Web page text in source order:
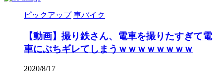
ピックアップ 車バイク
【動画】撮り鉄さん、電車を撮りたすぎて電
車にぶちギレてしまうｗｗｗｗｗｗｗｗ
2020/8/17